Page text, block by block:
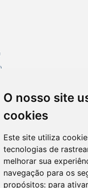
O nosso site
cookies
Este site utiliza
tecnologias de
melhorar sua
navegação para os
propósitos: para
EDUCAR EM
0411 | Prefixo DOI :